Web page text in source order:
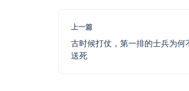
上一篇
古时候打仗，第一排的士兵为何
送死